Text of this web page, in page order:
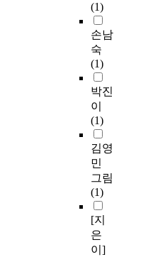
(1)
손남
숙
(1)
박진
이
(1)
김영
민
그림
(1)
[지
은
이]